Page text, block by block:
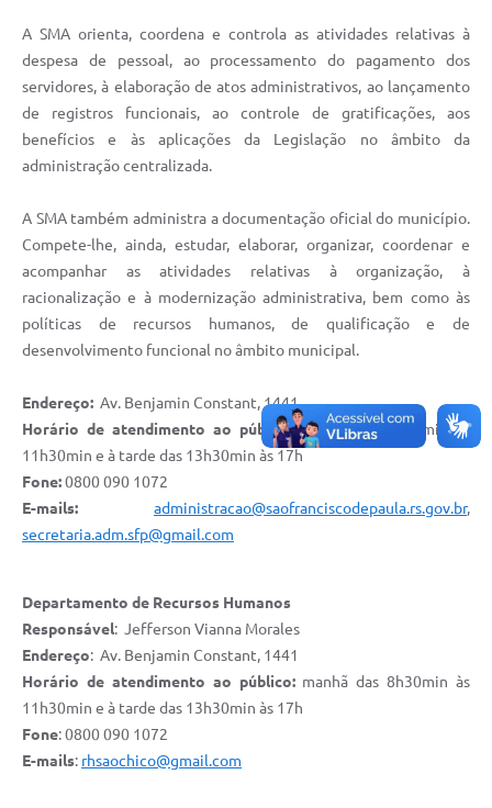
Despesas por órgãos
Relatório de gestão fiscal
Relatório circunstanciado
Gestão Fiscal
Contratos
Colaborador
Quadro de Pessoal
Imóveis locados
Imóveis territorial
Imóveis predial
Legislação consolidada
Dúvidas frequentes
Cadastro de Fornecedores
Alvarás
A SMA orienta, coordena e controla as atividades relativas à
despesa de pessoal, ao processamento do pagamento dos
servidores, à elaboração de atos administrativos, ao lançamento
de registros funcionais, ao controle de gratificações, aos
benefícios e às aplicações da Legislação no âmbito da
administração centralizada.
A SMA também administra a documentação oficial do município.
Compete-lhe, ainda, estudar, elaborar, organizar, coordenar e
acompanhar as atividades relativas à organização, à
racionalização e à modernização administrativa, bem como às
políticas de recursos humanos, de qualificação e de
desenvolvimento funcional no âmbito municipal.
Endereço: Av. Benjamin Constant, 1441
Horário de atendimento ao público:manhã das 8h30min às
11h30min e à tarde das 13h30min às 17h
Fone:0800 090 1072
E-mails: administracao@saofranciscodepaula.rs.gov.br,
secretaria.adm.sfp@gmail.com
Departamento de Recursos Humanos
Responsável: Jefferson Vianna Morales
Endereço: Av. Benjamin Constant, 1441
Horário de atendimento ao público: manhã das 8h30min às
11h30min e à tarde das 13h30min às 17h
Fone: 0800 090 1072
E-mails: rhsaochico@gmail.com